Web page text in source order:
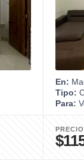
En:
Tipo:
Para: